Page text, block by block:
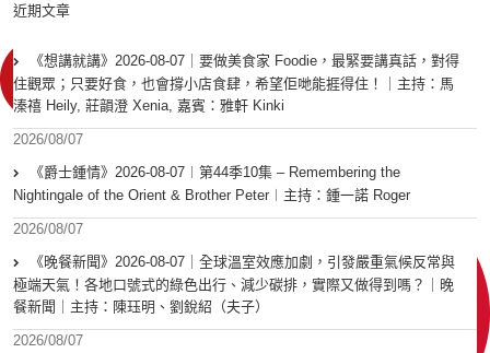
近期文章
《想講就講》2026-08-07｜要做美食家 Foodie，最緊要講真話，對得
住觀眾；只要好食，也會撐小店食肆，希望佢哋能捱得住！｜主持：馬
溱禧 Heily, 莊韻澄 Xenia, 嘉賓：雅軒 Kinki
2026/08/07
《爵士鍾情》2026-08-07︱第44季10集 – Remembering the
Nightingale of the Orient & Brother Peter︱主持：鍾一諾 Roger
2026/08/07
《晚餐新聞》2026-08-07｜全球溫室效應加劇，引發嚴重氣候反常與
極端天氣！各地口號式的綠色出行、減少碳排，實際又做得到嗎？｜晚
餐新聞｜主持：陳珏明、劉銳紹（夫子）
2026/08/07